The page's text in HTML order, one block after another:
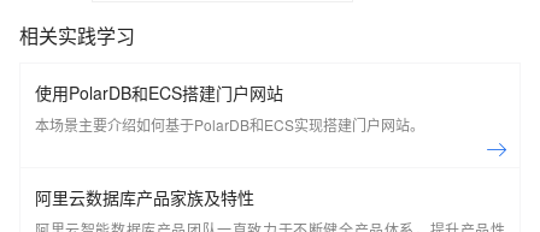
相关实践学习
使用PolarDB和ECS搭建门户网站
本场景主要介绍如何基于PolarDB和ECS实现搭建门户网站。
阿里云数据库产品家族及特性